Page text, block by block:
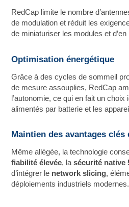
RedCap limite le nombre
de modulation et réduit les
de miniaturiser les modules et
Optimisation énergétique
Grâce à des cycles de sommeil
de mesure assouplies, RedCap
l’autonomie, ce qui en fait un
alimentés par batterie et les
Maintien des avantages clés
Même allégée, la technologie
fiabilité élevée, lasécurité native
d’intégrer le network slicing,
déploiements industriels modernes.